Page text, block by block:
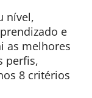
nível,
e
as melhores
perfis,
8 critérios